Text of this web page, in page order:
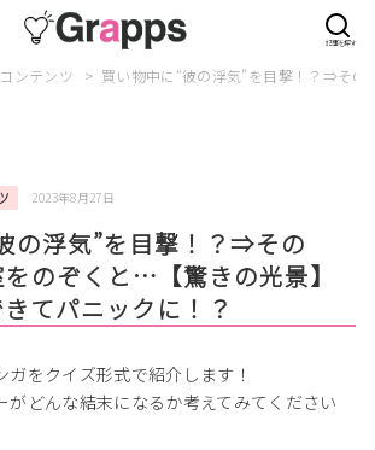
ンテンツ 買い物中に“彼の浮気”を目撃！？⇒そ
2023年8月27日
の浮気”を目撃！？⇒その
のぞくと…【驚きの光景】
てパニックに！？
ガをクイズ形式で紹介します！
がどんな結末になるか考えてみてください